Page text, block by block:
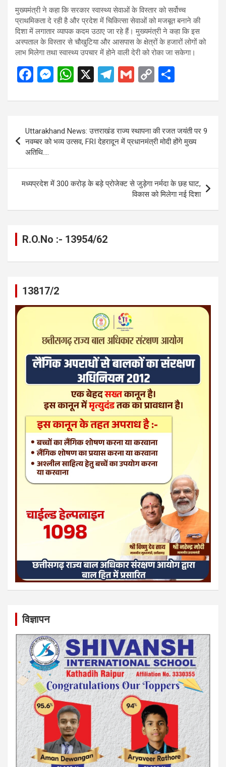
मुख्यमंत्री ने कहा कि सरकार स्वास्थ्य सेवाओं के विस्तार को सर्वोच्च
प्राथमिकता दे रही है और प्रदेश में चिकित्सा सेवाओं को मजबूत बनाने की
दिशा में लगातार व्यापक कदम उठाए जा रहे हैं। मुख्यमंत्री ने कहा कि इस
अस्पताल के विस्तार से चौखुटिया और आसपास के क्षेत्रों के हजारों लोगों को
लाभ मिलेगा तथा स्वास्थ्य उपचार में होने वाली देरी को रोका जा सकेगा।
F
ce
o
o
k
M
se
g
W
at
A
p
X
T
e
a
G
ail
C
py
Li
n
ar
navigation
Uttarakhand News: उत्तराखंड राज्य स्थापना की रजत जयंती पर 9
नवम्बर को भव्य उत्सव, FRI देहरादून में प्रधानमंत्री मोदी होंगे मुख्य
अतिथि….
मध्यप्रदेश में 300 करोड़ के बड़े प्रोजेक्ट से जुड़ेगा नर्मदा के छह घाट,
विकास को मिलेगा नई दिशा
R.O.No :- 13954/62
13817/2
विज्ञापन